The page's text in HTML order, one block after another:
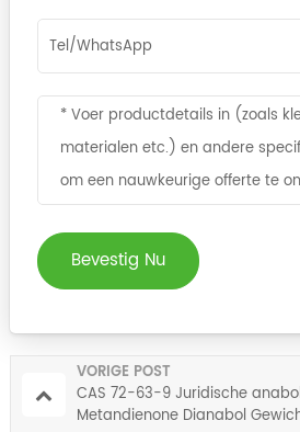
Bevestig Nu
VORIGE POST
CAS 72-63-9 Juridische
Metandienone Dianabol